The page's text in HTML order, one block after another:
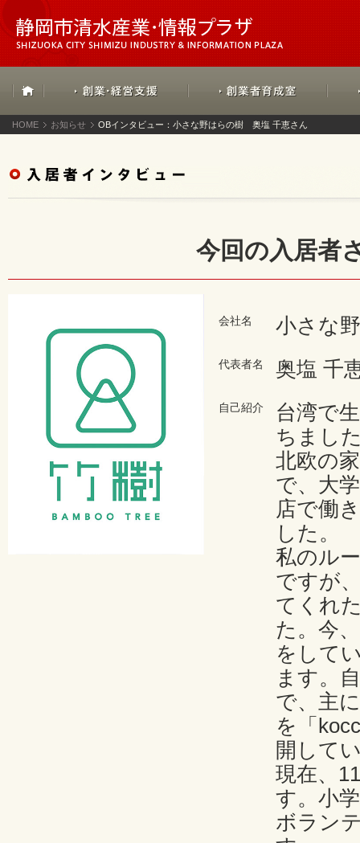
HOME お知らせ OBインタビュー：小さな野はらの樹 奥塩 千恵さん
今回の入居者
会社名 小さな
代表者名 奥塩 千
自己紹介
台湾で
ちまし
北欧の
で、大
店で働
した。
私のル
ですが
てくれ
た。今
をして
ます。
で、主
を「
開して
現在、
す。小
ボラン